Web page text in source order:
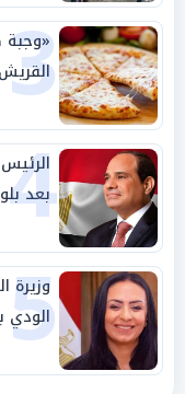
3
«وجبة
4
بعد
5
وزيرة